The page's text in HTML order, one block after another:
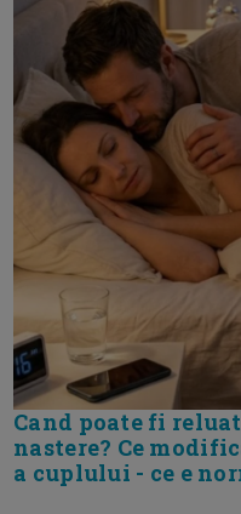
Cand poate fi
nastere? Ce
a cuplului - ce e